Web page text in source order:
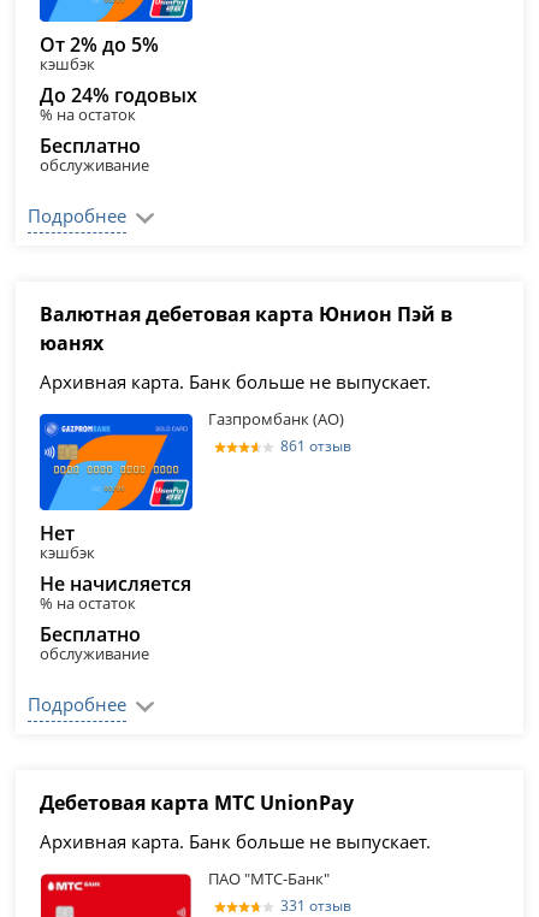
От 2% до 5%
кэшбэк
До 24% годовых
% на остаток
Бесплатно
обслуживание
Подробнее
Валютная дебетовая карта Юнион Пэй в
юанях
Архивная карта. Банк больше не выпускает.
Газпромбанк (АО)
861 отзыв
Нет
кэшбэк
Не начисляется
% на остаток
Бесплатно
обслуживание
Подробнее
Дебетовая карта МТС UnionPay
Архивная карта. Банк больше не выпускает.
ПАО "МТС-Банк"
331 отзыв